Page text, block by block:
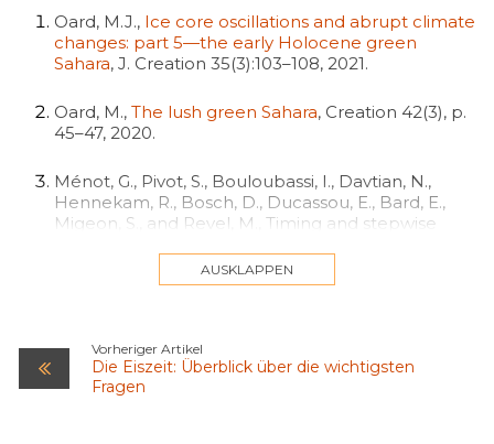
Oard, M.J., Ice core oscillations and abrupt climate
changes: part 5—the early Holocene green
Sahara, J. Creation 35(3):103–108, 2021.
Oard, M., The lush green Sahara, Creation 42(3), p.
45–47, 2020.
Ménot, G., Pivot, S., Bouloubassi, I., Davtian, N.,
Hennekam, R., Bosch, D., Ducassou, E., Bard, E.,
Migeon, S., and Revel, M., Timing and stepwise
geochemical proxies in the Nile deepsea fan
sediments, Quaternary Science Reviews
Pachur, H.-J. and Kröpelin, S., Wadi Howar:
paleoclimatic evidence from an extinct river
system in the southeastern Sahara, Science
AUSKLAPPEN
Vorheriger Artikel
Die Eiszeit: Überblick über die wichtigsten
Fragen